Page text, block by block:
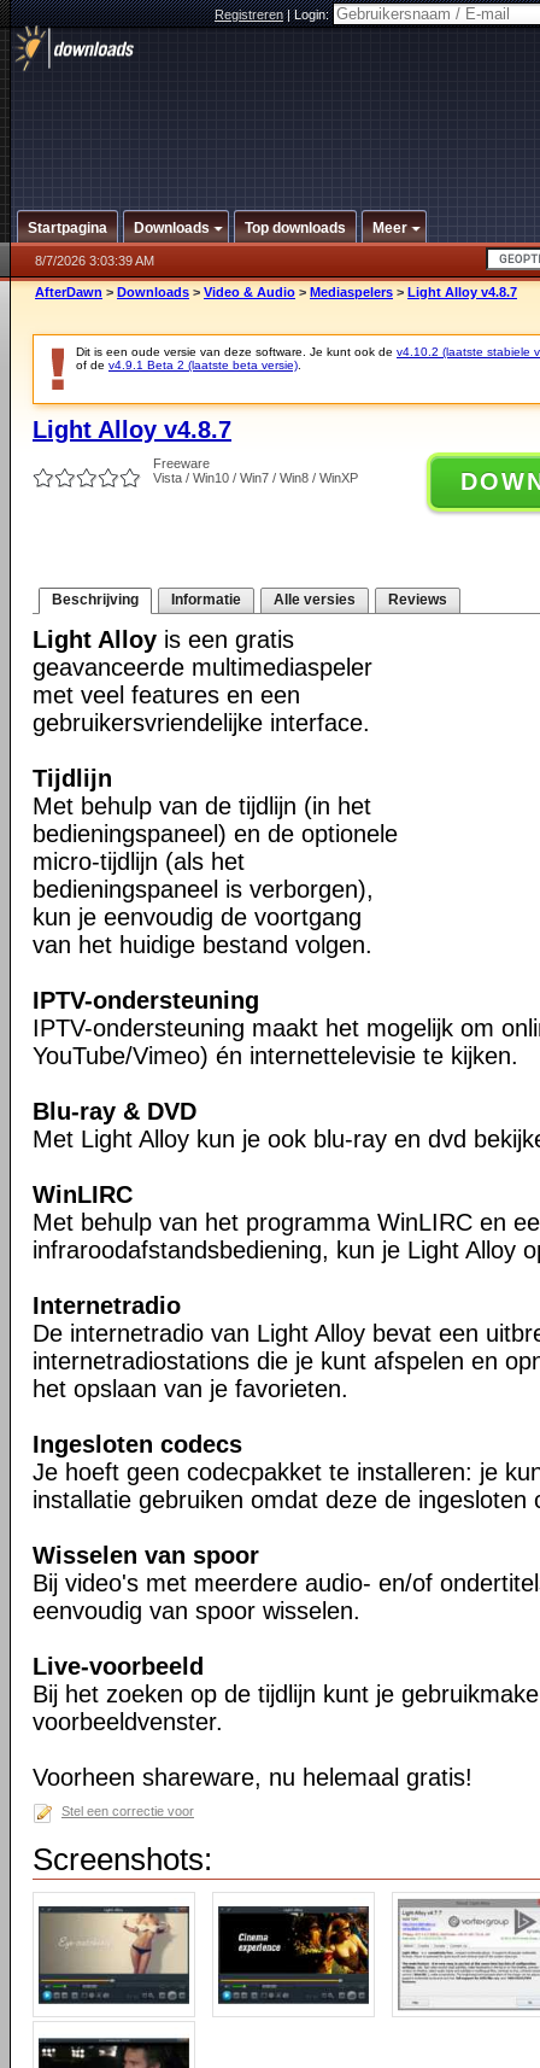
Registreren|Login:
Startpagina Downloads Top downloads Meer
8/7/2026 3:03:39 AM
AfterDawn > Downloads > Video & Audio > Mediaspelers > Light Alloy v4.8.7
Dit is een oude versie van deze software. Je kunt ook de v4.10.2 (laatste stabiele
of de v4.9.1 Beta 2 (laatste beta versie)
Light Alloy v4.8.7
Freeware
Vista / Win10 / Win7 / Win8 / WinXP
Beschrijving Informatie Alle versies Reviews
Light Alloy is een gratis
geavanceerde multimediaspeler
met veel features en een
gebruikersvriendelijke interface.
Tijdlijn
Met behulp van de tijdlijn (in het
bedieningspaneel) en de optionele
micro-tijdlijn (als het
bedieningspaneel is verborgen),
kun je eenvoudig de voortgang
van het huidige bestand volgen.
IPTV-ondersteuning
IPTV-ondersteuning maakt het mogelijk om
YouTube/Vimeo) én internettelevisie te kijken.
Blu-ray & DVD
Met Light Alloy kun je ook blu-ray en dvd
WinLIRC
Met behulp van het programma WinLIRC en
infraroodafstandsbediening, kun je Light Alloy
Internetradio
De internetradio van Light Alloy bevat een
internetradiostations die je kunt afspelen en
het opslaan van je favorieten.
Ingesloten codecs
Je hoeft geen codecpakket te installeren: je
installatie gebruiken omdat deze de ingesloten
Wisselen van spoor
Bij video's met meerdere audio- en/of
eenvoudig van spoor wisselen.
Live-voorbeeld
Bij het zoeken op de tijdlijn kunt je
voorbeeldvenster.
Voorheen shareware, nu helemaal gratis!
Stel een correctie voor
Screenshots: